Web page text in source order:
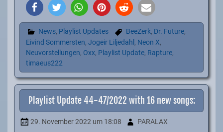
News, Playlist Updates BeeZerk, Dr. Future,
Eivind Sommersten, Jogeir Liljedahl , Neon X,
Neuvorstellungen, Oxx, Playlist Update, Rapture,
timaeus222
Playlist Update 44-47/2022 with 16 new songs:
29. November 2022um 18:08 PARALAX